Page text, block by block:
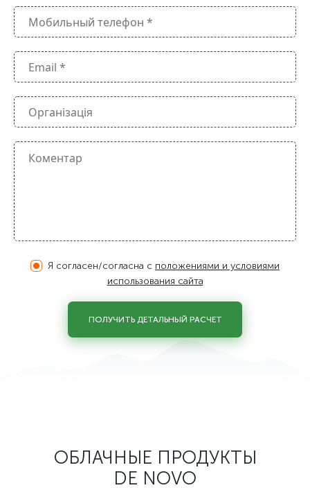
Я согласен/согласна с положениями и условиями
использования сайта
ПОЛУЧИТЬ ДЕТАЛЬНЫЙ РАСЧЕТ
ОБЛАЧНЫЕ ПРОДУКТЫ
DE NOVO